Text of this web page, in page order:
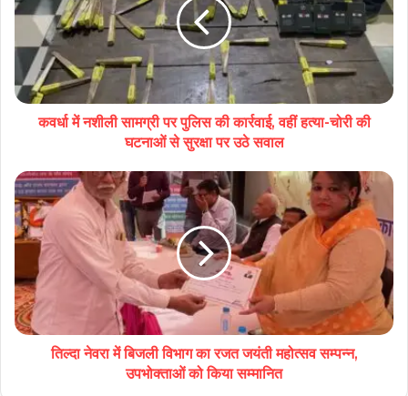
कवर्धा में नशीली सामग्री पर पुलिस की कार्रवाई, वहीं हत्या-चोरी की
घटनाओं से सुरक्षा पर उठे सवाल
तिल्दा नेवरा में बिजली विभाग का रजत जयंती महोत्सव सम्पन्न,
उपभोक्ताओं को किया सम्मानित